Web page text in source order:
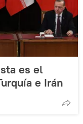
es el
e Irán